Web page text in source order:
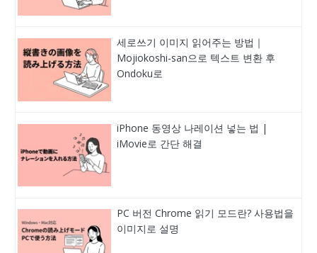
세로쓰기 이미지 읽어주는 방법｜
Mojiokoshi-san으로 텍스트 변환 후
Ondoku로
iPhone 동영상 나레이션 넣는 법 |
iMovie로 간단 해결
PC 버전 Chrome 읽기 모드란? 사용법을
이미지로 설명